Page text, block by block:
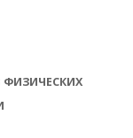
ФИЗИЧЕСКИХ